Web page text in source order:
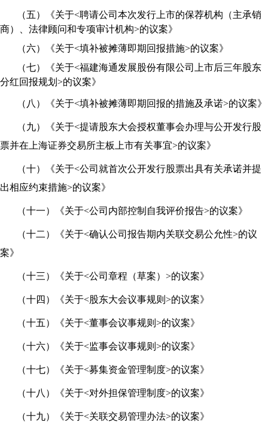
（五） 《关于<聘请公司本次发行上市的保荐机构（主承销
商）、法律顾问和专项审计机构>的议案》
（六）
《关于<填补被摊薄即期回报措施>的议案》
（七）
《关于<福建海通发展股份有限公司上市后三年股东
分红回报规划 >的议案》
（八） 《关于<填补被摊薄即期回报的措施及承诺>的议案》
（九） 《关于<提请股东大会授权董事会办理与公开发行股
票并在上海证券交易所主板上市有关事宜>的议案》
（十） 《关于<公司就首次公开发行股票出具有关承诺并提
出相应约束措施>的议案》
（十一） 《关于<公司内部控制自我评价报告>的议案》
（十二） 《关于<确认公司报告期内关联交易公允性>的议
案》
（十三） 《关于<公司章程（草案） >的议案》
（十四） 《关于<股东大会议事规则 >的议案》
（十五） 《关于<董事会议事规则 >的议案》
（十六） 《关于<监事会议事规则 >的议案》
（十七） 《关于<募集资金管理制度>的议案》
（十八） 《关于<对外担保管理制度>的议案》
（十九） 《关于<关联交易管理办法>的议案》